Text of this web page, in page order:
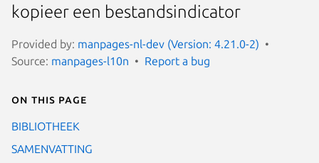
kopieer een bestandsindicator
Provided by: manpages-nl-dev (Version: 4.21.0-2)
Source: manpages-l10n Report a bug
On this page
BIBLIOTHEEK
SAMENVATTING